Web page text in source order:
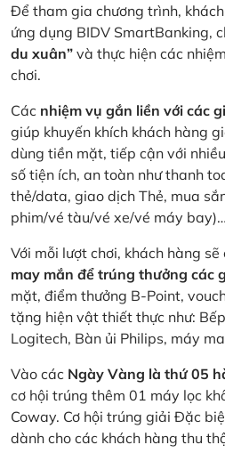
Để tham gia chương trình,
ứng dụng BIDV SmartBanking,
du xuân” và thực hiện các
chơi.
Các nhiệm vụ gắn liền với các
giúp khuyến khích khách hàng
dùng tiền mặt, tiếp cận với
số tiện ích, an toàn như thanh
thẻ/data, giao dịch Thẻ, mua
phim/vé tàu/vé xe/vé máy
Với mỗi lượt chơi, khách hàng sẽ
may mắn để trúng thưởng các
mặt, điểm thưởng B-Point,
tặng hiện vật thiết thực như:
Logitech, Bàn ủi Philips, máy
Vào các Ngày Vàng là thứ 05
cơ hội trúng thêm 01 máy lọc
Coway. Cơ hội trúng giải Đặc
dành cho các khách hàng thu